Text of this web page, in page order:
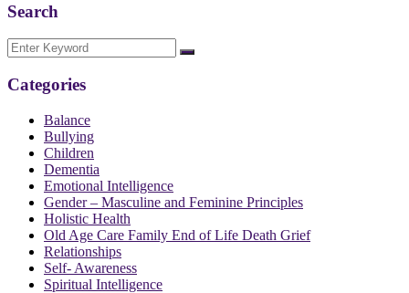
Search
Categories
Balance
Bullying
Children
Dementia
Emotional Intelligence
Gender – Masculine and Feminine Principles
Holistic Health
Old Age Care Family End of Life Death Grief
Relationships
Self- Awareness
Spiritual Intelligence